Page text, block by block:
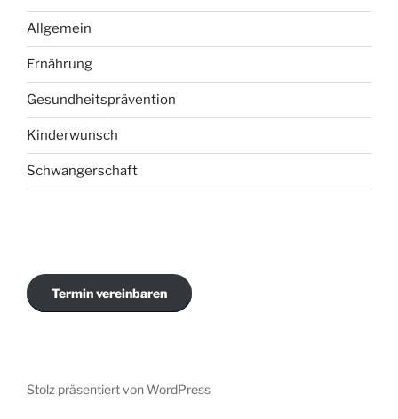
Allgemein
Ernährung
Gesundheitsprävention
Kinderwunsch
Schwangerschaft
Termin vereinbaren
Stolz präsentiert von WordPress